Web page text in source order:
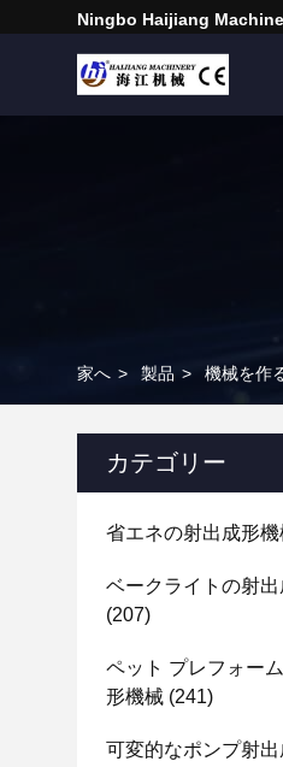
Ningbo Haijiang
家へ > 製品 > 機械を作
カテゴリー
省エネの射出成形機
ベークライトの射
(207)
ペット プレフォー
形機械 (241)
可変的なポンプ射